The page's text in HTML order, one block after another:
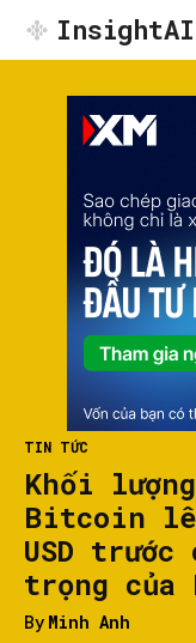
InsightAI
TIN TỨC
Khối
Bitcoin
USD
trọng của
By Minh Anh